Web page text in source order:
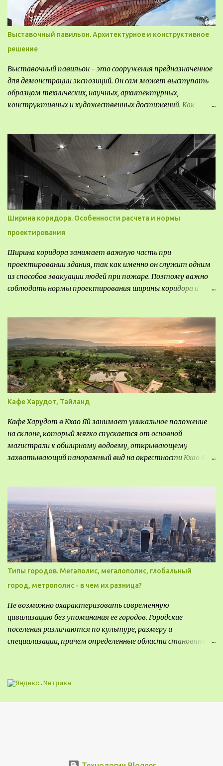
Выставочный павильон. Архитектурное и конструктивное
решение
Выставочный павильон - это сооружения предназначенное
для демонстрации экспозиций. Он сам может выступать
образцом технических, научных, архитектурных,
конструктивных и художественных достижений. Как
универсальные тематические временные постоянные
передвижные стационарные Назначение выставочных
павильонов - показ экспозиции, с целью информации,
пропаганды, рекламы, внедрения новых технологий, обмен
опытом, привлечения внимания и т.д.
Ширина коридора. Особенности расчета и нормы
проектирования
Ширина коридора занимает важную часть при
проектировании здания, так как именно он служит одним
из способов эвакуации людей при пожаре. Поэтому важно
соблюдать нормы проектирования ширины коридора и
Кафе Харудот, Тайланд
Кафе Харудот в Кхао Яй занимает уникальное положение
на склоне, который мягко спускается от основной
магистрали к обширному водоему, открывающему
захватывающий панорамный вид на окрестности Кхао Яй.
могли бы свободно попасть, не заходя в само заведение.
Типы городов. Мегаполис, мегалополис, глобальный
город, метрополис - в чем их разница?
Не возможно охарактеризовать современную
цивилизацию без упоминания ее городов. Городские
поселения различаются по культуре, размеру и
специализации, причем определенные области становятся
поселения был общим показателем его важности - чем
крупнее город, тем больше мощности он приносил, однако, с
большой миграцией в сельскую местность в прошлом веке,
успешно разрабатывать проекты и планы городов.